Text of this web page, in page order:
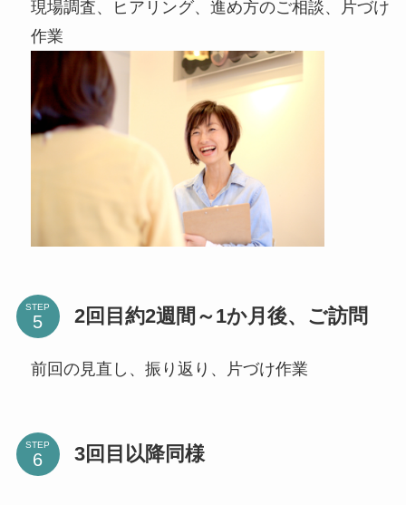
現場調査、ヒアリング、進め方のご相談、片づけ
作業
STEP 2回目約2週間～1か月後、ご訪問
前回の見直し、振り返り、片づけ作業
STEP 3回目以降同様